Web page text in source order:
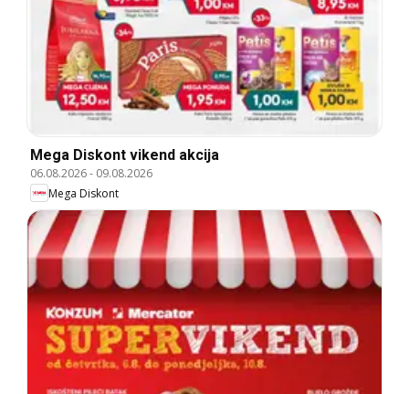
Mega Diskont vikend akcija
06.08.2026- 09.08.2026
Mega Diskont